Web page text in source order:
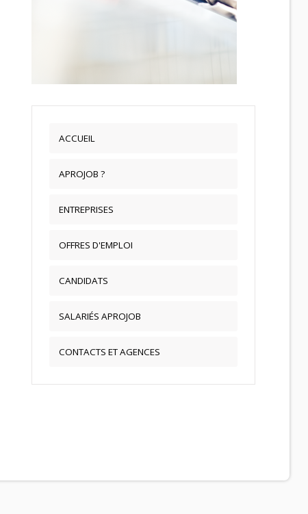
ACCUEIL
APROJOB ?
ENTREPRISES
OFFRES D'EMPLOI
CANDIDATS
SALARIÉS APROJOB
CONTACTS ET AGENCES